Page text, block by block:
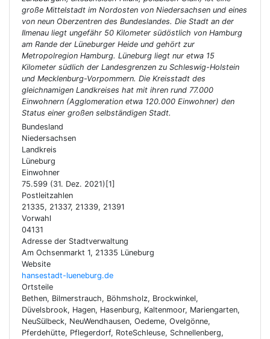
große Mittelstadt im Nordosten von Niedersachsen und eines
von neun Oberzentren des Bundeslandes. Die Stadt an der
Ilmenau liegt ungefähr 50 Kilometer südöstlich von Hamburg
am Rande der Lüneburger Heide und gehört zur
Metropolregion Hamburg. Lüneburg liegt nur etwa 15
Kilometer südlich der Landesgrenzen zu Schleswig-Holstein
und Mecklenburg-Vorpommern. Die Kreisstadt des
gleichnamigen Landkreises hat mit ihren rund 77.000
Einwohnern (Agglomeration etwa 120.000 Einwohner) den
Status einer großen selbständigen Stadt.
Bundesland
Niedersachsen
Landkreis
Lüneburg
Einwohner
75.599 (31. Dez. 2021)[1]
Postleitzahlen
21335, 21337, 21339, 21391
Vorwahl
04131
Adresse der Stadtverwaltung
Am Ochsenmarkt 1, 21335 Lüneburg
Website
hansestadt-lueneburg.de
Ortsteile
Bethen, Bilmerstrauch, Böhmsholz, Brockwinkel,
Düvelsbrook, Hagen, Hasenburg, Kaltenmoor, Mariengarten,
NeuSülbeck, NeuWendhausen, Oedeme, Ovelgönne,
Pferdehütte, Pflegerdorf, RoteSchleuse, Schnellenberg,